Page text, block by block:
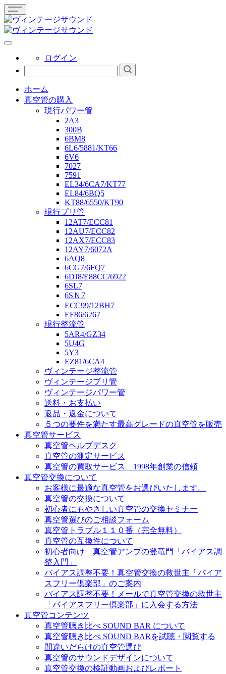
ログイン
ホーム
真空管の購入
現行パワー管
2A3
300B
6BM8
6L6/5881/KT66
6V6
7027
7591
EL34/6CA7/KT77
EL84/6BQ5
KT88/6550/KT90
現行プリ管
12AT7/ECC81
12AU7/ECC82
12AX7/ECC83
12AY7/6072A
6AQ8
6CG7/6FQ7
6DJ8/E88CC/6922
6SL7
6SＮ7
ECC99/12BH7
EF86/6267
現行整流管
5AR4/GZ34
5U4G
5Y3
EZ81/6CA4
ヴィンテージ整流管
ヴィンテージプリ管
ヴィンテージパワー管
送料・お支払い
返品・返金について
５つの要件を満たす最高グレードの真空管を販売
真空管サービス
真空管ヘルプデスク
真空管の測定サービス
真空管の買取サービス 1998年創業の信頼
真空管交換について
お客様に最適な真空管をお選びいたします。
真空管の交換について
初心者にもやさしい真空管の交換セミナー
真空管選びのご相談フォーム
真空管トラブル１１０番（完全無料）
真空管の互換性について
初心者向け 真空管アンプの登竜門「バイアス調
整入門」
バイアス調整不要！真空管交換の救世主「バイア
スフリー倶楽部」のご案内
バイアス調整不要！メールで真空管交換の救世主
「バイアスフリー倶楽部」に入会する方法
真空管コンテンツ
真空管聴き比べ SOUND BAR について
真空管聴き比べ SOUND BARを試聴・閲覧する
間違いだらけの真空管選び
真空管のサウンドデザインについて
真空管交換の検証動画およびレポート